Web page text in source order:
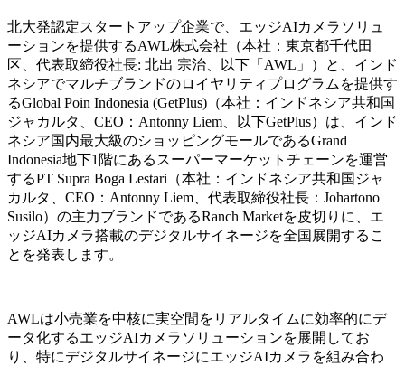
北大発認定スタートアップ企業で、エッジAIカメラソリュ
ーションを提供するAWL株式会社（本社：東京都千代田
区、代表取締役社長: 北出 宗治、以下「AWL」）と、インド
ネシアでマルチブランドのロイヤリティプログラムを提供す
るGlobal Poin Indonesia (GetPlus)（本社：インドネシア共和国
ジャカルタ、CEO：Antonny Liem、以下GetPlus）は、インド
ネシア国内最大級のショッピングモールであるGrand
Indonesia地下1階にあるスーパーマーケットチェーンを運営
するPT Supra Boga Lestari（本社：インドネシア共和国ジャ
カルタ、CEO：Antonny Liem、代表取締役社長：Johartono
Susilo）の主力ブランドであるRanch Marketを皮切りに、エ
ッジAIカメラ搭載のデジタルサイネージを全国展開するこ
とを発表します。
AWLは小売業を中核に実空間をリアルタイムに効率的にデ
ータ化するエッジAIカメラソリューションを展開してお
り、特にデジタルサイネージにエッジAIカメラを組み合わ